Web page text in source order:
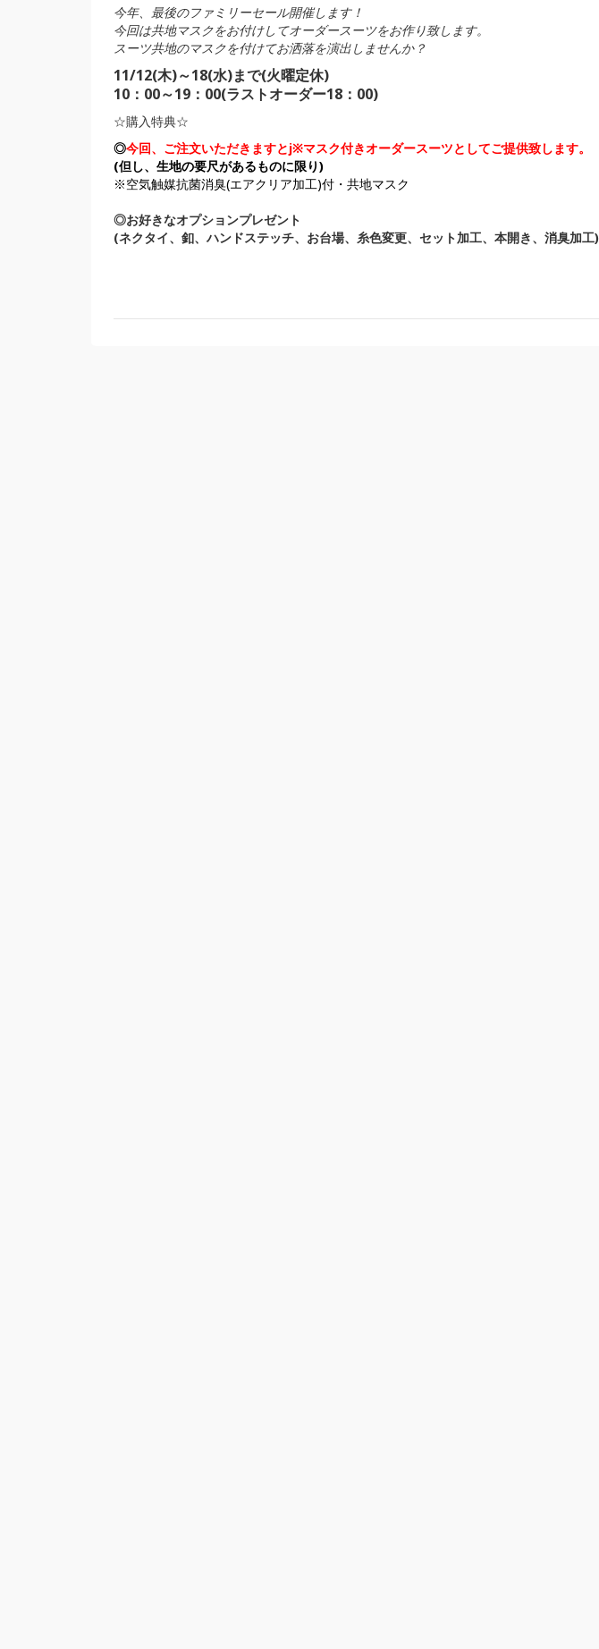
今年、最後のファミリーセール開催します！
今回は共地マスクをお付けしてオーダースーツをお作り致します。
スーツ共地のマスクを付けてお洒落を演出しませんか？
11/12(木)～18(水)まで(火曜定休)
10：00～19：00(ラストオーダー18：00)
☆購入特典☆
◎今回、ご注文いただきますとj※マスク付きオーダースーツとしてご提供致します。
(但し、生地の要尺があるものに限り)
※空気触媒抗菌消臭(エアクリア加工)付・共地マスク
◎お好きなオプションプレゼント
(ネクタイ、釦、ハンドステッチ、お台場、糸色変更、セット加工、本開き、消臭加工)